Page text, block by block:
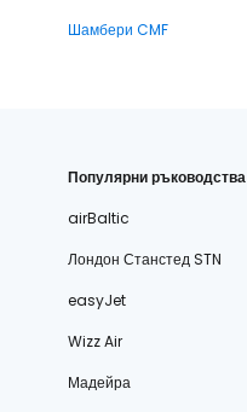
Шамбери CMF
Популярни ръководства
airBaltic
Лондон Станстед STN
easyJet
Wizz Air
Мадейра